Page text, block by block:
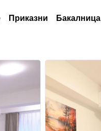
Приказни Бакалница